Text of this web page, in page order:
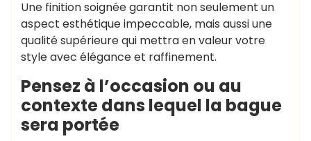
Une finition soignée garantit non seulement un
aspect esthétique impeccable, mais aussi une
qualité supérieure qui mettra en valeur votre
style avec élégance et raffinement.
Pensez à l’occasion ou au
contexte dans lequel la bague
sera portée